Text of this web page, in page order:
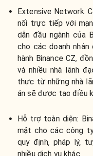
Extensive Network:
nối trực tiếp với
dẫn đầu ngành của
cho các doanh
hành Binance CZ,
và nhiều nhà lãnh
thực từ những nhà
án sẽ được tạo điều
Hỗ trợ toàn diện:
mặt cho các công
quy định, pháp lý,
nhiều dịch vụ khác.